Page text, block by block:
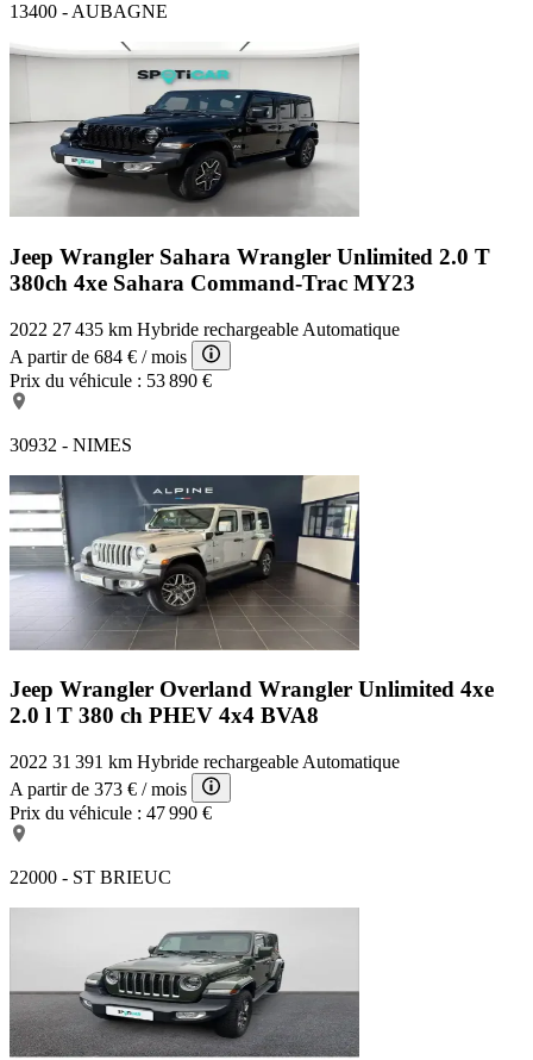
13400 - AUBAGNE
Jeep Wrangler Sahara Wrangler Unlimited 2.0 T
380ch 4xe Sahara Command-Trac MY23
2022 27 435 km Hybride rechargeable Automatique
A partir de 684 € / mois
Prix du véhicule : 53 890 €
30932 - NIMES
Jeep Wrangler Overland Wrangler Unlimited 4xe
2.0 l T 380 ch PHEV 4x4 BVA8
2022 31 391 km Hybride rechargeable Automatique
A partir de 373 € / mois
Prix du véhicule : 47 990 €
22000 - ST BRIEUC